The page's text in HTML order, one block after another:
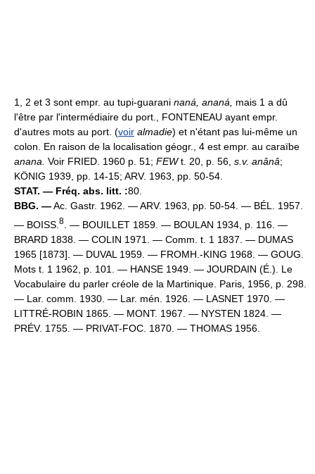
1, 2 et 3 sont empr. au tupi-guarani naná, ananá, mais 1 a dû
l'être par l'intermédiaire du port., FONTENEAU ayant empr.
d'autres mots au port. (voir almadie) et n'étant pas lui-même un
colon. En raison de la localisation géogr., 4 est empr. au caraïbe
anana. Voir FRIED. 1960 p. 51; FEWt. 20, p. 56, s.v. anânâ;
KÖNIG 1939, pp. 14-15; ARV. 1963, pp. 50-54.
STAT. — Fréq. abs. litt. :80.
BBG. —Ac. Gastr. 1962. — ARV. 1963, pp. 50-54. — BÉL. 1957.
— BOISS. 8
. — BOUILLET 1859. — BOULAN 1934, p. 116. —
BRARD 1838. — COLIN 1971. — Comm. t. 1 1837. — DUMAS
1965 [1873]. — DUVAL 1959. — FROMH.-KING 1968. — GOUG.
Mots t. 1 1962, p. 101. — HANSE 1949. — JOURDAIN (É.). Le
Vocabulaire du parler créole de la Martinique. Paris, 1956, p. 298.
— Lar. comm. 1930. — Lar. mén. 1926. — LASNET 1970. —
LITTRÉ-ROBIN 1865. — MONT. 1967. — NYSTEN 1824. —
PRÉV. 1755. — PRIVAT-FOC. 1870. — THOMAS 1956.